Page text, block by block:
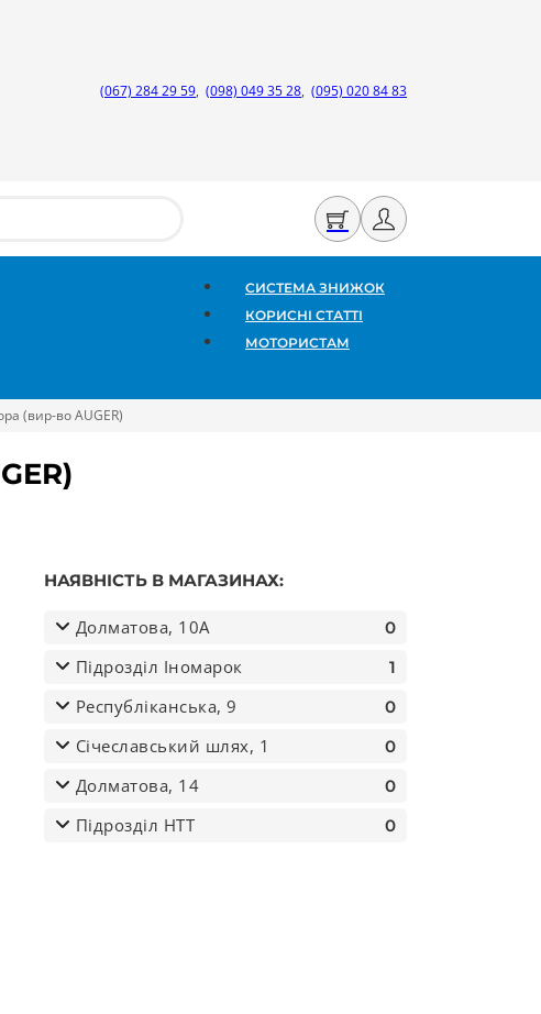
(067) 284 29 59, (098) 049 35 28, (095) 020 84 83
СИСТЕМА ЗНИЖОК
КОРИСНІ СТАТТІ
МОТОРИСТАМ
(вир-во AUGER)
кількість
НАЯВНІСТЬ В МАГАЗИНАХ:
Долматова, 10А 0
Підрозділ Іномарок 1
Республіканська, 9 0
Січеславський шлях, 1 0
Долматова, 14 0
Підрозділ НТТ 0